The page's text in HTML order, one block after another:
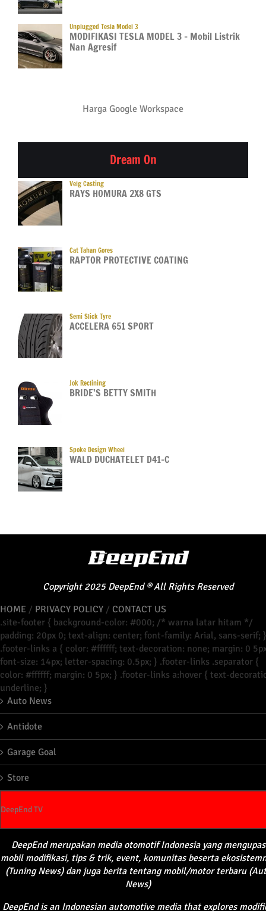
Unplugged Tesla Model 3
MODIFIKASI TESLA MODEL 3 – Mobil Listrik
Nan Agresif
Harga Google Workspace
Dream On
Velg Casting
RAYS HOMURA 2X8 GTS
Cat Tahan Gores
RAPTOR PROTECTIVE COATING
Semi Slick Tyre
ACCELERA 651 SPORT
Jok Reclining
BRIDE’S BETTY SMITH
Spoke Design Wheel
WALD DUCHATELET D41-C
Copyright 2025 DeepEnd®All Rights Reserved
HOME / PRIVACY POLICY / CONTACT US
.site-footer { background-color: #000; /* warna latar hitam */
padding: 20px 0; text-align: center; font-family: Arial, sans-serif; }
.footer-links a { color: #ffffff; text-decoration: none; margin: 0
font-size: 14px; letter-spacing: 0.5px; } .footer-links .separator {
color: #ffffff; margin: 0 5px; } .footer-links a:hover { text-
underline; }
Auto News
Antidote
Garage Goal
Store
DeepEnd TV
DeepEnd merupakanmedia otomotifIndonesia yangmengupas
mobil modifikasi, tips & trik, event, komunitas beserta
(Tuning News) dan juga berita tentang mobil/motor terbaru
News)
DeepEndis an Indonesian automotive media that explores